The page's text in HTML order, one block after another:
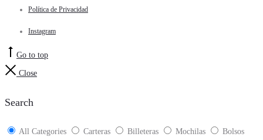
Política de Privacidad
Instagram
Go to top
Close
Search
All Categories Carteras Billeteras Mochilas Bolsos